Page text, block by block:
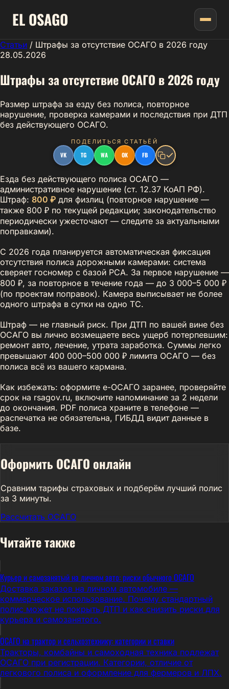
ELOSAGO
Статьи / Штрафы за отсутствие ОСАГО в 2026 году
28.05.2026
Штрафы за отсутствие ОСАГО в 2026 году
Размер штрафа за езду без полиса, повторное
нарушение, проверка камерами и последствия при ДТП
без действующего ОСАГО.
ПОДЕЛИТЬСЯ СТАТЬЁЙ
VK TG WA OK FB
Езда без действующего полиса ОСАГО —
административное нарушение (ст. 12.37 КоАП РФ).
Штраф: 800 ₽ для физлиц (повторное нарушение —
также 800 ₽ по текущей редакции; законодательство
периодически ужесточают — следите за актуальными
поправками).
С 2026 года планируется автоматическая фиксация
отсутствия полиса дорожными камерами: система
сверяет госномер с базой РСА. За первое нарушение —
800 ₽, за повторное в течение года — до 3 000–5 000 ₽
(по проектам поправок). Камера выписывает не более
одного штрафа в сутки на одно ТС.
Штраф — не главный риск. При ДТП по вашей вине без
ОСАГО вы лично возмещаете весь ущерб потерпевшим:
ремонт авто, лечение, утрата заработка. Суммы легко
превышают 400 000–500 000 ₽ лимита ОСАГО — без
полиса всё из вашего кармана.
Как избежать: оформите e-ОСАГО заранее, проверяйте
срок на rsagov.ru, включите напоминание за 2 недели
до окончания. PDF полиса храните в телефоне —
распечатка не обязательна, ГИБДД видит данные в
базе.
Оформить ОСАГО онлайн
Сравним тарифы страховых и подберём лучший полис
за 3 минуты.
Рассчитать ОСАГО
Читайте также
Курьер и самозанятый на личном авто: риски обычного ОСАГО
Доставка заказов на личном автомобиле —
коммерческое использование. Почему стандартный
полис может не покрыть ДТП и как снизить риски для
курьера и самозанятого.
ОСАГО на трактор и сельхозтехнику: категории и ставки
Тракторы, комбайны и самоходная техника подлежат
ОСАГО при регистрации. Категории, отличие от
легкового полиса и оформление для фермеров и ЛПХ.